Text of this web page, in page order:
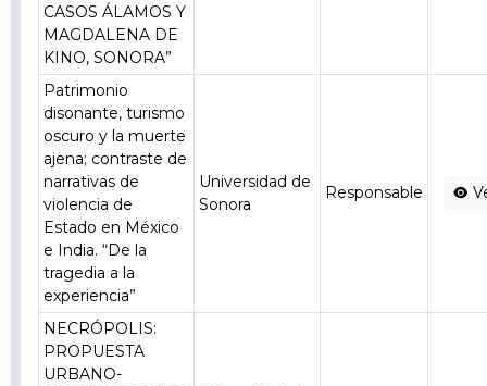
CASOS ÁLAMOS Y
MAGDALENA DE
KINO, SONORA”
Patrimonio
disonante, turismo
oscuro y la muerte
ajena; contraste de
narrativas de
violencia de
Estado en México
e India. “De la
tragedia a la
experiencia”
Universidad de
Sonora
Responsable
NECRÓPOLIS:
PROPUESTA
URBANO-